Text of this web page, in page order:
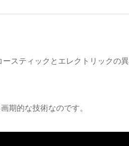
スティックとエレクトリックの
期的な技術なのです。